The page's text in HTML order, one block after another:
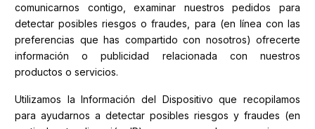
comunicarnos contigo, examinar nuestros pedidos para
detectar posibles riesgos o fraudes, para (en línea con las
preferencias que has compartido con nosotros) ofrecerte
información o publicidad relacionada con nuestros
productos o servicios.
Utilizamos la Información del Dispositivo que recopilamos
para ayudarnos a detectar posibles riesgos y fraudes (en